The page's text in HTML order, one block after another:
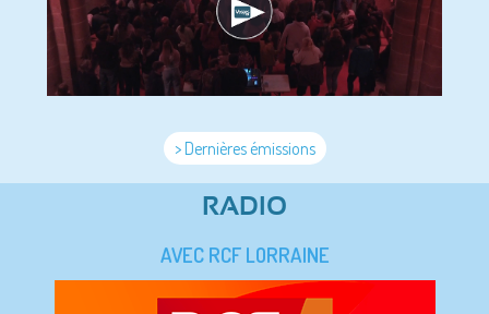
> Dernières émissions
RADIO
AVEC RCF LORRAINE